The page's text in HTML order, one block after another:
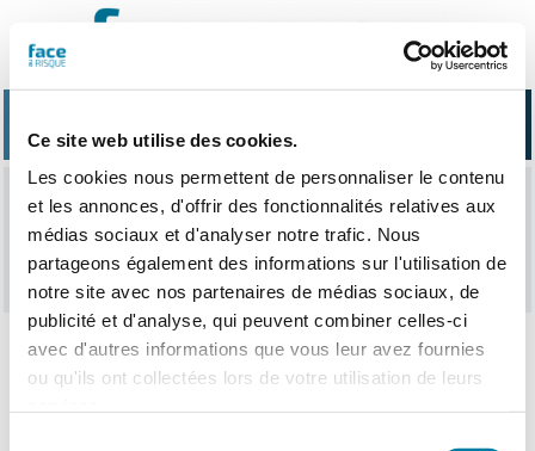
Ce site web utilise des cookies.
Les cookies nous permettent de personnaliser le contenu
et les annonces, d'offrir des fonctionnalités relatives aux
médias sociaux et d'analyser notre trafic. Nous
partageons également des informations sur l'utilisation de
notre site avec nos partenaires de médias sociaux, de
publicité et d'analyse, qui peuvent combiner celles-ci
avec d'autres informations que vous leur avez fournies
ou qu'ils ont collectées lors de votre utilisation de leurs
contenu
sondage
Nothing Found